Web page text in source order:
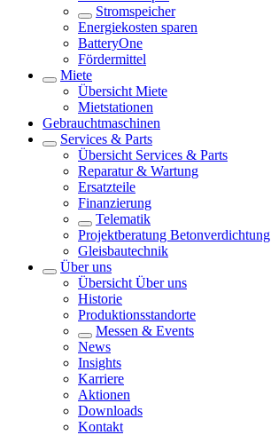
Stromspeicher
Energiekosten sparen
BatteryOne
Fördermittel
Miete
Übersicht Miete
Mietstationen
Gebrauchtmaschinen
Services & Parts
Übersicht Services & Parts
Reparatur & Wartung
Ersatzteile
Finanzierung
Telematik
Projektberatung Betonverdichtung
Gleisbautechnik
Über uns
Übersicht Über uns
Historie
Produktionsstandorte
Messen & Events
News
Insights
Karriere
Aktionen
Downloads
Kontakt